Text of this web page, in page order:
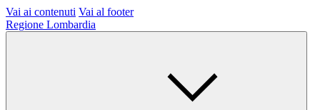
Vai ai contenuti Vai al footer
Regione Lombardia